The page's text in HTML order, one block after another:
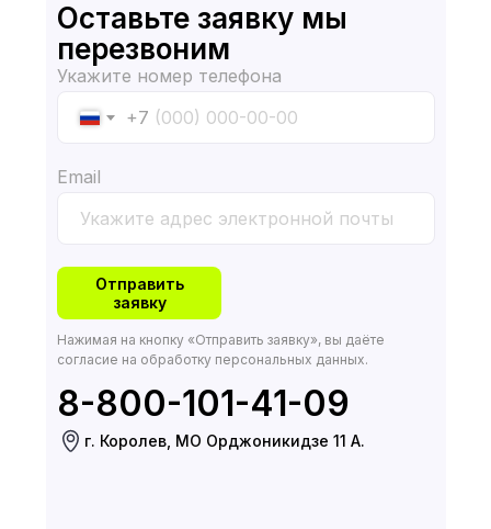
Оставьте заявку мы
перезвоним
Укажите номер телефона
+7
Email
Отправить
заявку
Нажимая на кнопку «Отправить заявку», вы даёте
согласие на обработку персональных данных.
8-800-101-41-09
г. Королев, МО Орджоникидзе 11 А.